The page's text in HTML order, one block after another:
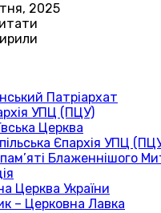
2025
Патріархат
УПЦ (ПЦУ)
Церква
Єпархія УПЦ
Блаженнішого
Церква України
– Церковна Лавка